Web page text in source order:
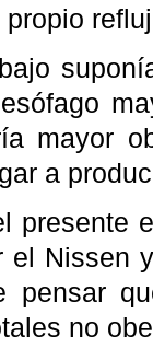
mayor
a
presente
el Nissen
pensar
no